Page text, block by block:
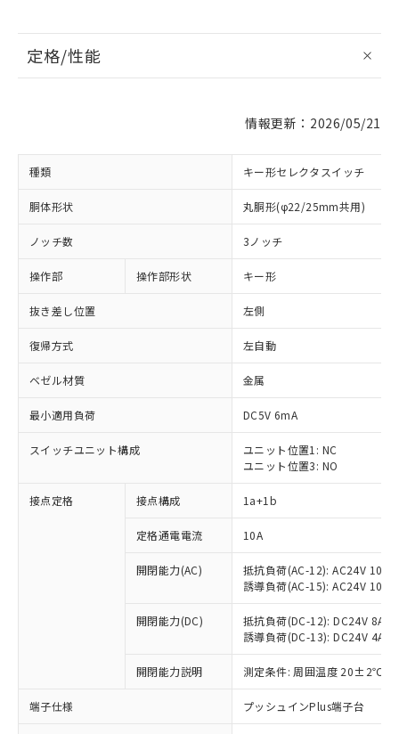
定格/性能
情報更新：2026/05/21
種類 キー形セレクタスイッチ
胴体形状 丸胴形(φ22/25mm共用)
ノッチ数 3ノッチ
操作部 操作部形状 キー形
抜き差し位置 左側
復帰方式 左自動
ベゼル材質 金属
最小適用負荷 DC5V 6mA
スイッチユニット構成
ユニット位置1: NC
ユニット位置3: NO
接点定格 接点構成 1a+1b
定格通電電流 10A
開閉能力(AC)
抵抗負荷(AC-12): AC24V 10A/
誘導負荷(AC-15): AC24V
開閉能力(DC)
抵抗負荷(DC-12): DC24V 8A/
誘導負荷(DC-13): DC24V 4A/
開閉能力説明 測定条件: 周囲温度 20±2℃、
端子仕様 プッシュインPlus端子台
対応済み：EU RoHS指令（10物質）の
非含有に対応した製品が提供可能な商品で